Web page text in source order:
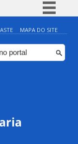
BR
MAPA DO SITE